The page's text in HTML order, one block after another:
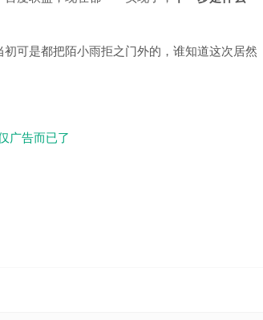
可是都把陌小雨拒之门外的，谁知道这次居然
广告而已了